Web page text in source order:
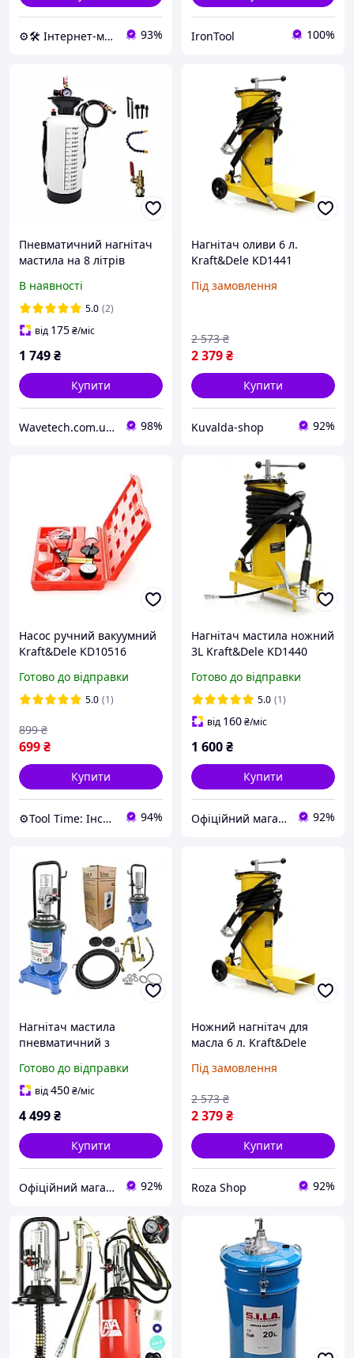
⚙️🛠 Інтернет-магазин ALORA 93% IronTool 100%
Пневматичний нагнітач
мастила на 8 літрів
В наявності
5.0 (2)
від 175₴/міс
1 749₴
Купити
Wavetech.com.ua - Інтернет магазин корисних покупок 98%
Нагнітач оливи 6 л.
Kraft&Dele KD1441
Під замовлення
2 379₴
2 573 ₴
Купити
Kuvalda-shop 92%
Насос ручний вакуумний
Kraft&Dele KD10516
манометром
Готово до відправки
5.0 (1)
699₴
899 ₴
Купити
⚙️Tool Time: Інструменти для будь-яких завдань! 94%
Нагнітач мастила ножний
3L Kraft&Dele KD1440
Готово до відправки
5.0 (1)
від 160₴/міс
1 600₴
Купити
Офіційний магазин Kraft&Dele🛠 92%
Нагнітач мастила
пневматичний з
Silver S11440
Готово до відправки
від450₴/міс
4 499₴
Купити
Офіційний магазин Kraft&Dele🛠 92%
Ножний нагнітач для
масла 6 л. Kraft&Dele
змащення масла
Під замовлення
2 379₴
2 573 ₴
Купити
Roza Shop 92%